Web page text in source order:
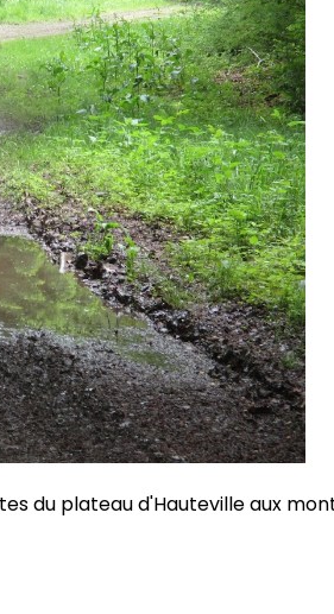
du plateau d'Hauteville aux